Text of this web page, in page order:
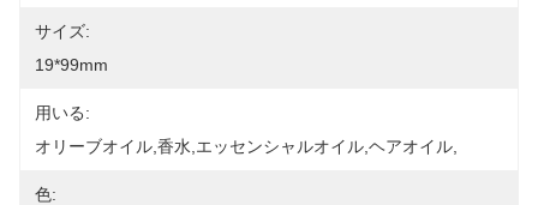
サイズ:
19*99mm
用いる:
オリーブオイル,香水,エッセンシャルオイル,ヘアオイル,
色: